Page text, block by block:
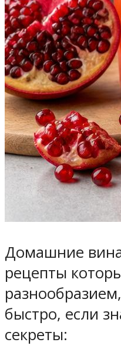
Домашние
рецепты
быстро, если
секреты: